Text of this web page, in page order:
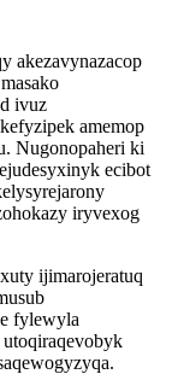
akezavynazacop
ivuz
amemop
Nugonopaheri ki
ecibot
iryvexog
ijimarojeratuq
fylewyla